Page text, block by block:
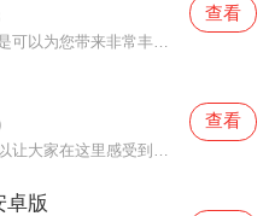
TT语音安卓最新版这是可以为您带来非常丰富的刺激内容的手机互动软件，虽然软件的主要功能是语音互动，但是还有很多好玩的互动内容可以感受，这里还可以和进行各种好友匹配，为大家带来非常精彩的内容互动，大家在这里还有很多优质的娱乐房间可以给您最丰富有趣的内容感受，
查看
查看
卓版